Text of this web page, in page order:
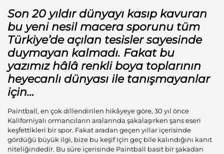
Son 20 yıldır dünyayı kasıp kavuran
bu yeni nesil macera sporunu tüm
Türkiye’de açılan tesisler sayesinde
duymayan kalmadı. Fakat bu
yazımız hâlâ renkli boya toplarının
heyecanlı dünyası ile tanışmayanlar
için…
Paintball, en çok dillendirilen hikâyeye göre, 30 yıl önce
Kaliforniyalı ormancıların aralarında şakalaşırken şans eseri
keşfettikleri bir spor. Fakat aradan geçen yıllar içerisinde
gördüğü büyük ilgi, bize bu keşif için geç bile kalındığını kanıt
niteliğindedir. Bu süre içerisinde Paintball basit bir şakadan